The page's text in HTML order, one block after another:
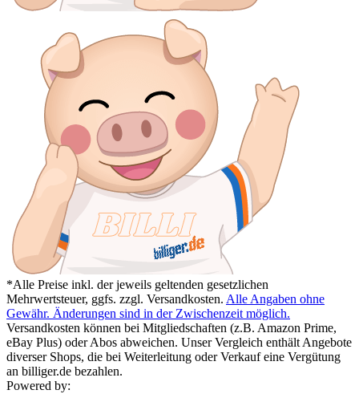
*Alle Preise inkl. der jeweils geltenden gesetzlichen
Mehrwertsteuer, ggfs. zzgl. Versandkosten. Alle Angaben ohne
Gewähr. Änderungen sind in der Zwischenzeit möglich.
Versandkosten können bei Mitgliedschaften (z.B. Amazon Prime,
eBay Plus) oder Abos abweichen. Unser Vergleich enthält Angebote
diverser Shops, die bei Weiterleitung oder Verkauf eine Vergütung
an billiger.de bezahlen.
Powered by: